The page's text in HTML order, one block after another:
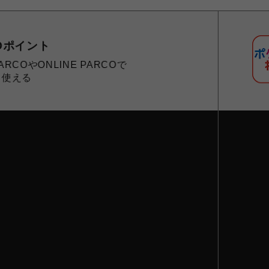
イント
やONLINE PARCOで
える